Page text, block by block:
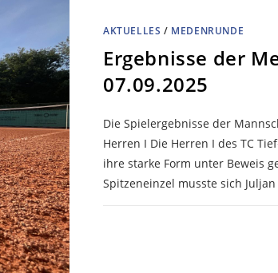
AKTUELLES / MEDENRUNDE
Ergebnisse der
07.09.2025
Die Spielergebnisse der
Herren I Die Herren I des TC
ihre starke Form unter Beweis
Spitzeneinzel musste sich